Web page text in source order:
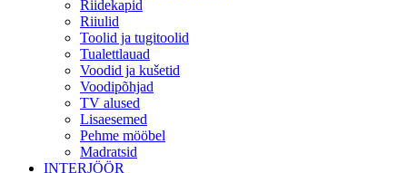
Riidekapid
Riiulid
Toolid ja tugitoolid
Tualettlauad
Voodid ja kušetid
Voodipõhjad
TV alused
Lisaesemed
Pehme mööbel
Madratsid
INTERJÖÖR